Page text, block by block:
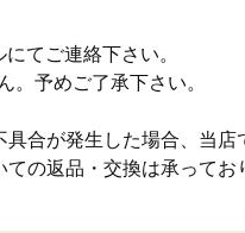
てご連絡下さい。
。予めご了承下さい。
合が発生した場合、当店
の返品・交換は承ってお